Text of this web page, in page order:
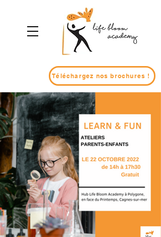
Téléchargez nos brochures !